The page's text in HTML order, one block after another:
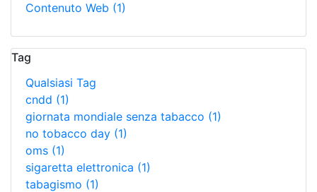
Contenuto Web (1)
Tag
Qualsiasi Tag
cndd (1)
giornata mondiale senza tabacco (1)
no tobacco day (1)
oms (1)
sigaretta elettronica (1)
tabagismo (1)